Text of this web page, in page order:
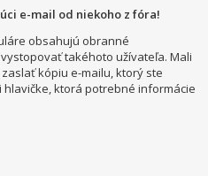
e-mail od niekoho z fóra!
obsahujú obranné
takéhoto užívateľa. Mali
kópiu e-mailu, ktorý ste
hlavičke, ktorá potrebné informácie